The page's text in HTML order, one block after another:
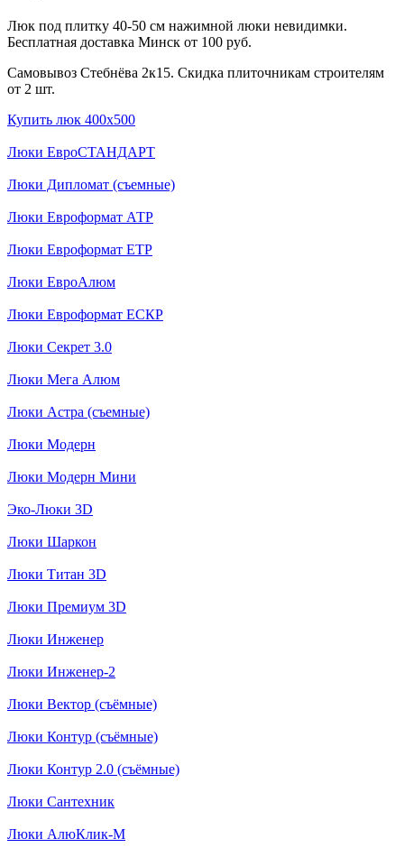
Люк под плитку 40-50 см нажимной люки невидимки.
Бесплатная доставка Минск от 100 руб.
Самовывоз Стебнёва 2к15. Скидка плиточникам строителям
от 2 шт.
Купить люк 400x500
Люки ЕвроСТАНДАРТ
Люки Дипломат (съемные)
Люки Евроформат АТР
Люки Евроформат ЕТР
Люки ЕвроАлюм
Люки Евроформат ЕСКР
Люки Секрет 3.0
Люки Мега Алюм
Люки Астра (съемные)
Люки Модерн
Люки Модерн Мини
Эко-Люки 3D
Люки Шаркон
Люки Титан 3D
Люки Премиум 3D
Люки Инженер
Люки Инженер-2
Люки Вектор (съёмные)
Люки Контур (съёмные)
Люки Контур 2.0 (съёмные)
Люки Сантехник
Люки АлюКлик-М